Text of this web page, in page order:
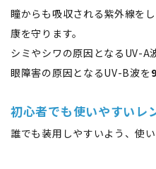
瞳からも吸収される紫外線を
康を守ります。
シミやシワの原因となるUV-A
眼障害の原因となるUV-B波を
初心者でも使いやすいレ
誰でも装用しやすいよう、使